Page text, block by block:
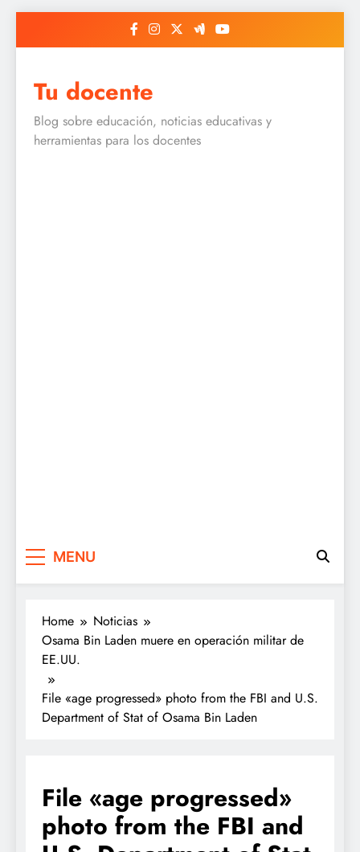
Tu docente
Blog sobre educación, noticias educativas y
herramientas para los docentes
MENU
Home
Noticias
Osama Bin Laden muere en operación militar de
EE.UU.
File «age progressed» photo from the FBI and U.S.
Department of Stat of Osama Bin Laden
File «age progressed»
photo from the FBI and